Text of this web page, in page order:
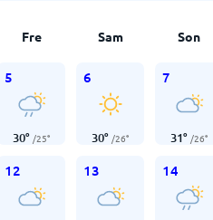
Fre Sam Son
5
30° /25°
6
30° /26°
7
31° /26°
12 13 14